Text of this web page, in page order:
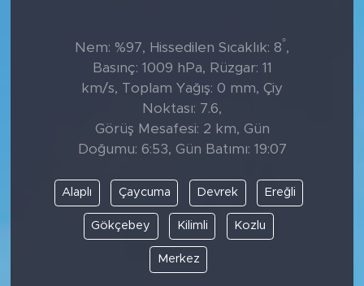
Nem: %97, Hissedilen Sıcaklık: 8°,
Basınç: 1009 hPa, Rüzgar: 11
km/s, Toplam Yağış: 0 mm, Çiy
Noktası: 7.6,
Görüş Mesafesi: 2 km, Gün
Doğumu: 6:53, Gün Batımı: 19:07
Alaplı Çaycuma Devrek Ereğli
Gökçebey Kilimli Kozlu
Merkez